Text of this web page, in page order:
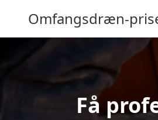
Omfangsdræn-
Få